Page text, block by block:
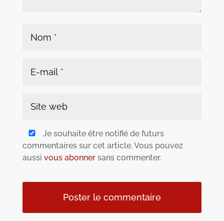
Je souhaite être notifié de futurs
commentaires sur cet article. Vous pouvez
aussi vous abonnersans commenter.